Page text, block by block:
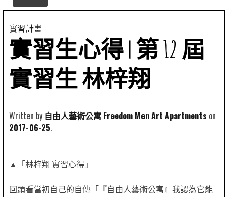
實習計畫
實習生心得 | 第 12 屆
實習生 林梓翔
Written by 自由人藝術公寓 Freedom Men Art Apartments
2017-06-25
▲「林梓翔 實習心得」
回頭看當初自己的自傳「『自由人藝術公寓』我認為它能